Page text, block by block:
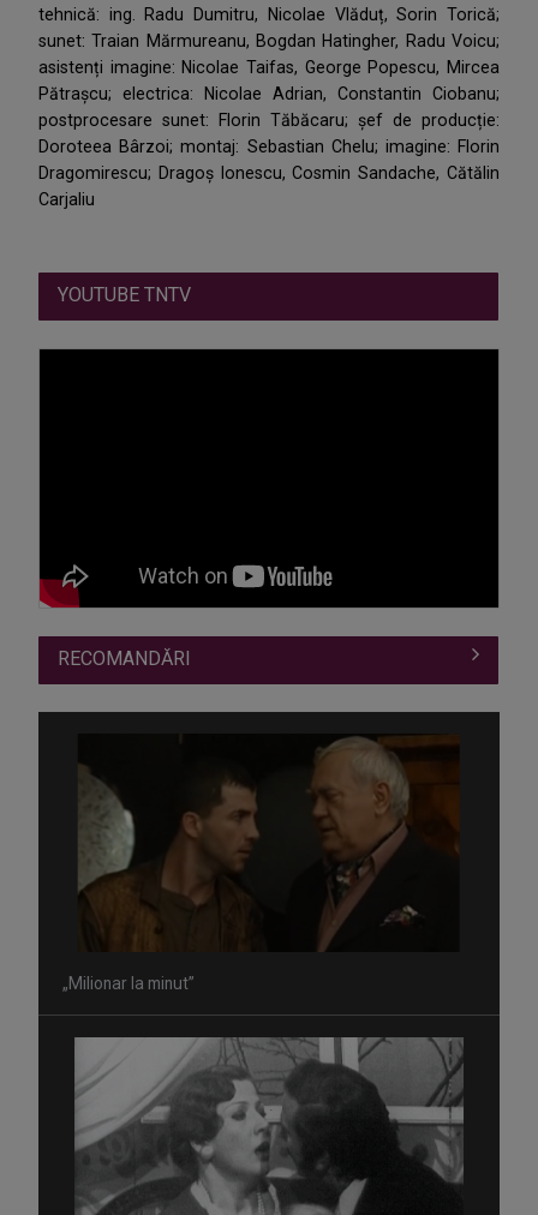
tehnică: ing. Radu Dumitru, Nicolae Vlăduț, Sorin Torică;
sunet: Traian Mărmureanu, Bogdan Hatingher, Radu Voicu;
asistenți imagine: Nicolae Taifas, George Popescu, Mircea
Pătrașcu; electrica: Nicolae Adrian, Constantin Ciobanu;
postprocesare sunet: Florin Tăbăcaru; șef de producție:
Doroteea Bârzoi; montaj: Sebastian Chelu; imagine: Florin
Dragomirescu; Dragoș Ionescu, Cosmin Sandache, Cătălin
Carjaliu
YOUTUBE TNTV
RECOMANDĂRI
„Milionar la minut”